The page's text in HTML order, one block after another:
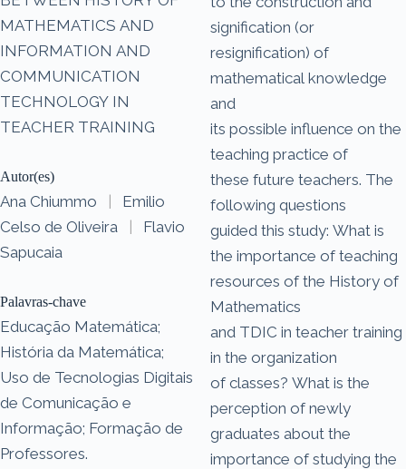
MATHEMATICS AND
INFORMATION AND
COMMUNICATION
TECHNOLOGY IN
TEACHER TRAINING
Autor(es)
Ana Chiummo |
Emilio
Celso de Oliveira
|
Flavio
Sapucaia
Palavras-chave
Educação Matemática;
História da Matemática;
Uso de Tecnologias Digitais
de Comunicação e
Informação; Formação de
Professores.
signification (or
resignification) of
mathematical knowledge
and
its possible influence on the
teaching practice of
these future teachers. The
following questions
guided this study: What is
the importance of teaching
resources of the History of
Mathematics
and TDIC in teacher training
in the organization
of classes? What is the
perception of newly
graduates about the
importance of studying the